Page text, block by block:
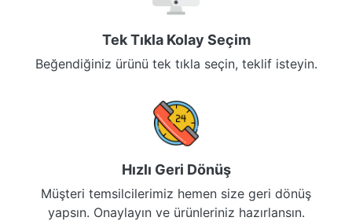
Tek Tıkla Kolay Seçim
Beğendiğiniz ürünü tek tıkla seçin, teklif isteyin.
Hızlı Geri Dönüş
Müşteri temsilcilerimiz hemen size geri dönüş
yapsın. Onaylayın ve ürünleriniz hazırlansın.